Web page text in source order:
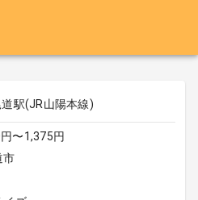
駅(JR山陽本線)
〜1,375円
市